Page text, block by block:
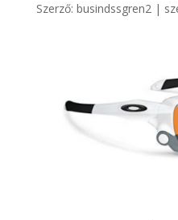
Szerző: busindssgren2|